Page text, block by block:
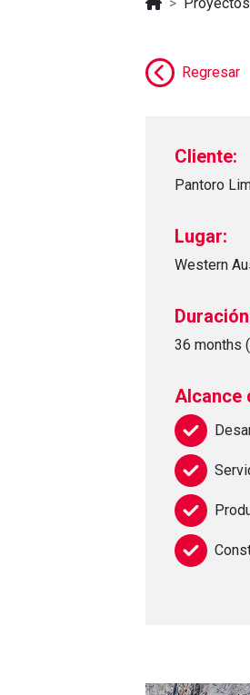
Regresar
Cliente:
Pantoro
Lugar:
Western
36 months
Alcance